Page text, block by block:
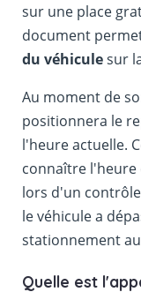
sur une place
document
du véhiculesur
Au moment de
positionnera le
l'heure actuelle.
connaître l'heure
lors d'un
le véhicule a
stationnement
Quelle est